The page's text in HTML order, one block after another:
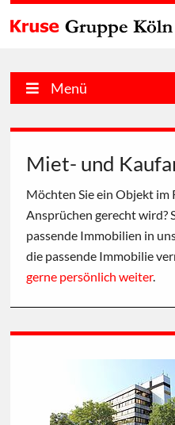
Menü
Miet- und
Möchten Sie ein Objekt im
Ansprüchen gerecht wird?
passende Immobilien in
die passende Immobilie
gerne persönlich weiter.